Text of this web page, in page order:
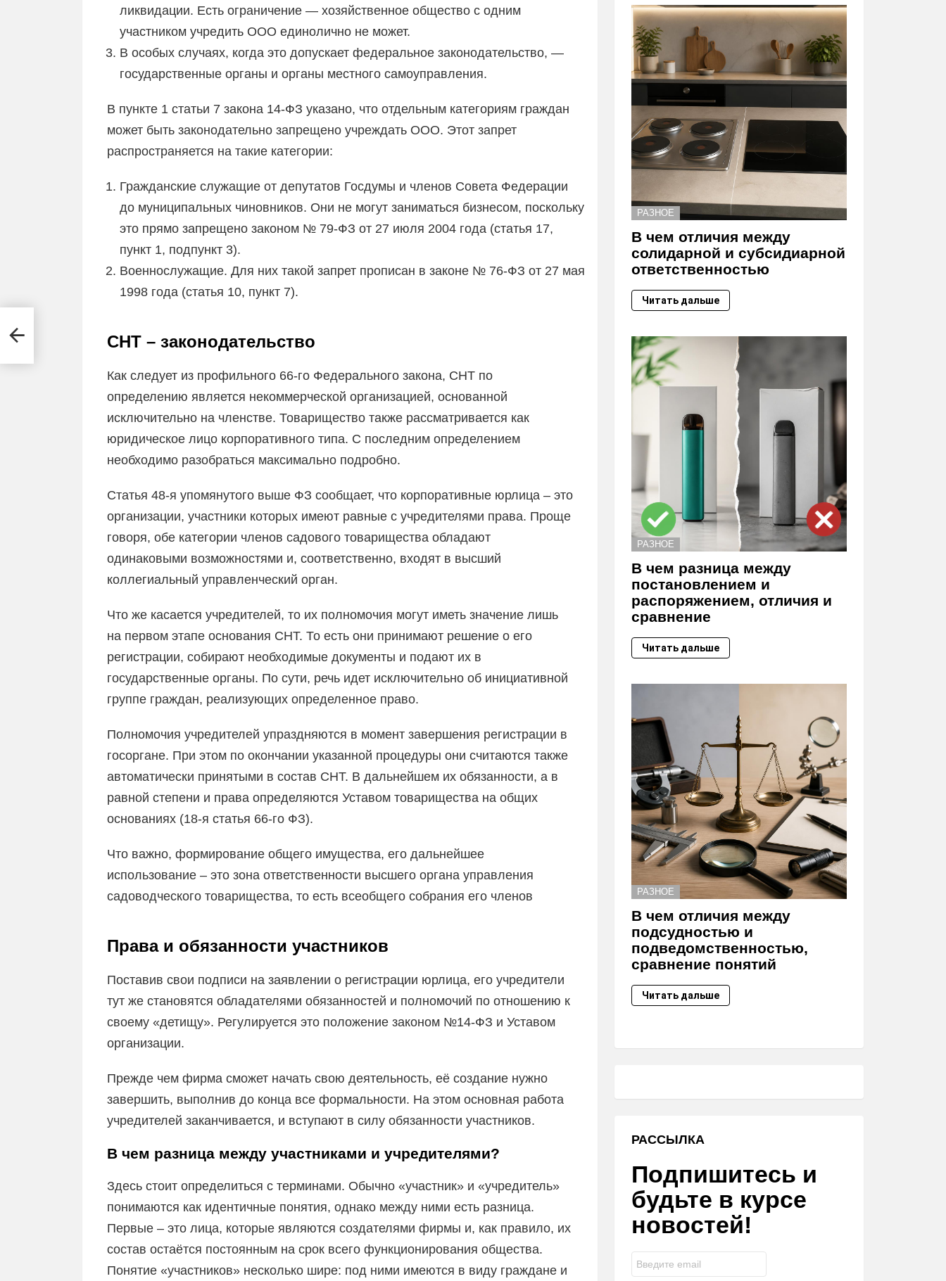
ликвидации. Есть ограничение — хозяйственное общество с одним
участником учредить ООО единолично не может.
В особых случаях, когда это допускает федеральное законодательство, —
государственные органы и органы местного самоуправления.
В пункте 1 статьи 7 закона 14-ФЗ указано, что отдельным категориям граждан
может быть законодательно запрещено учреждать ООО. Этот запрет
распространяется на такие категории:
Гражданские служащие от депутатов Госдумы и членов Совета Федерации
до муниципальных чиновников. Они не могут заниматься бизнесом, поскольку
это прямо запрещено законом № 79-ФЗ от 27 июля 2004 года (статья 17,
пункт 1, подпункт 3).
Военнослужащие. Для них такой запрет прописан в законе № 76-ФЗ от 27 мая
1998 года (статья 10, пункт 7).
СНТ – законодательство
Как следует из профильного 66-го Федерального закона, СНТ по
определению является некоммерческой организацией, основанной
исключительно на членстве. Товарищество также рассматривается как
юридическое лицо корпоративного типа. С последним определением
необходимо разобраться максимально подробно.
Статья 48-я упомянутого выше ФЗ сообщает, что корпоративные юрлица – это
организации, участники которых имеют равные с учредителями права. Проще
говоря, обе категории членов садового товарищества обладают
одинаковыми возможностями и, соответственно, входят в высший
коллегиальный управленческий орган.
Что же касается учредителей, то их полномочия могут иметь значение лишь
на первом этапе основания СНТ. То есть они принимают решение о его
регистрации, собирают необходимые документы и подают их в
государственные органы. По сути, речь идет исключительно об инициативной
группе граждан, реализующих определенное право.
Полномочия учредителей упраздняются в момент завершения регистрации в
госоргане. При этом по окончании указанной процедуры они считаются также
автоматически принятыми в состав СНТ. В дальнейшем их обязанности, а в
равной степени и права определяются Уставом товарищества на общих
основаниях (18-я статья 66-го ФЗ).
Что важно, формирование общего имущества, его дальнейшее
использование – это зона ответственности высшего органа управления
садоводческого товарищества, то есть всеобщего собрания его членов
Права и обязанности участников
Поставив свои подписи на заявлении о регистрации юрлица, его учредители
тут же становятся обладателями обязанностей и полномочий по отношению к
своему «детищу». Регулируется это положение законом №14-ФЗ и Уставом
организации.
Прежде чем фирма сможет начать свою деятельность, её создание нужно
завершить, выполнив до конца все формальности. На этом основная работа
учредителей заканчивается, и вступают в силу обязанности участников.
В чем разница между участниками и учредителями?
Здесь стоит определиться с терминами. Обычно «участник» и «учредитель»
понимаются как идентичные понятия, однако между ними есть разница.
Первые – это лица, которые являются создателями фирмы и, как правило, их
состав остаётся постоянным на срок всего функционирования общества.
Понятие «участников» несколько шире: под ними имеются в виду граждане и
РАЗНОЕ
В чем отличия между
солидарной и субсидиарной
ответственностью
Читать дальше
РАЗНОЕ
В чем разница между
постановлением и
распоряжением, отличия и
сравнение
Читать дальше
РАЗНОЕ
В чем отличия между
подсудностью и
подведомственностью,
сравнение понятий
Читать дальше
РАССЫЛКА
Подпишитесь и
будьте в курсе
новостей!